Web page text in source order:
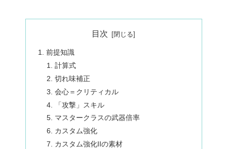
目次
前提知識
計算式
切れ味補正
会心＝クリティカル
「攻撃」スキル
マスタークラスの武器倍率
カスタム強化
カスタム強化IIの素材